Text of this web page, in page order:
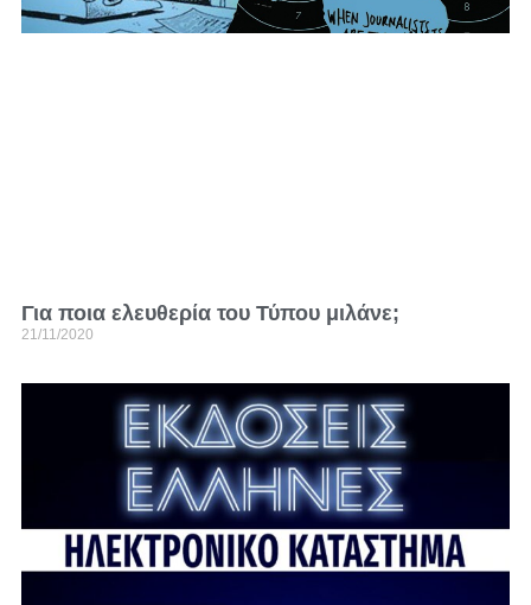
Για ποια ελευθερία του Τύπου μιλάνε;
21/11/2020